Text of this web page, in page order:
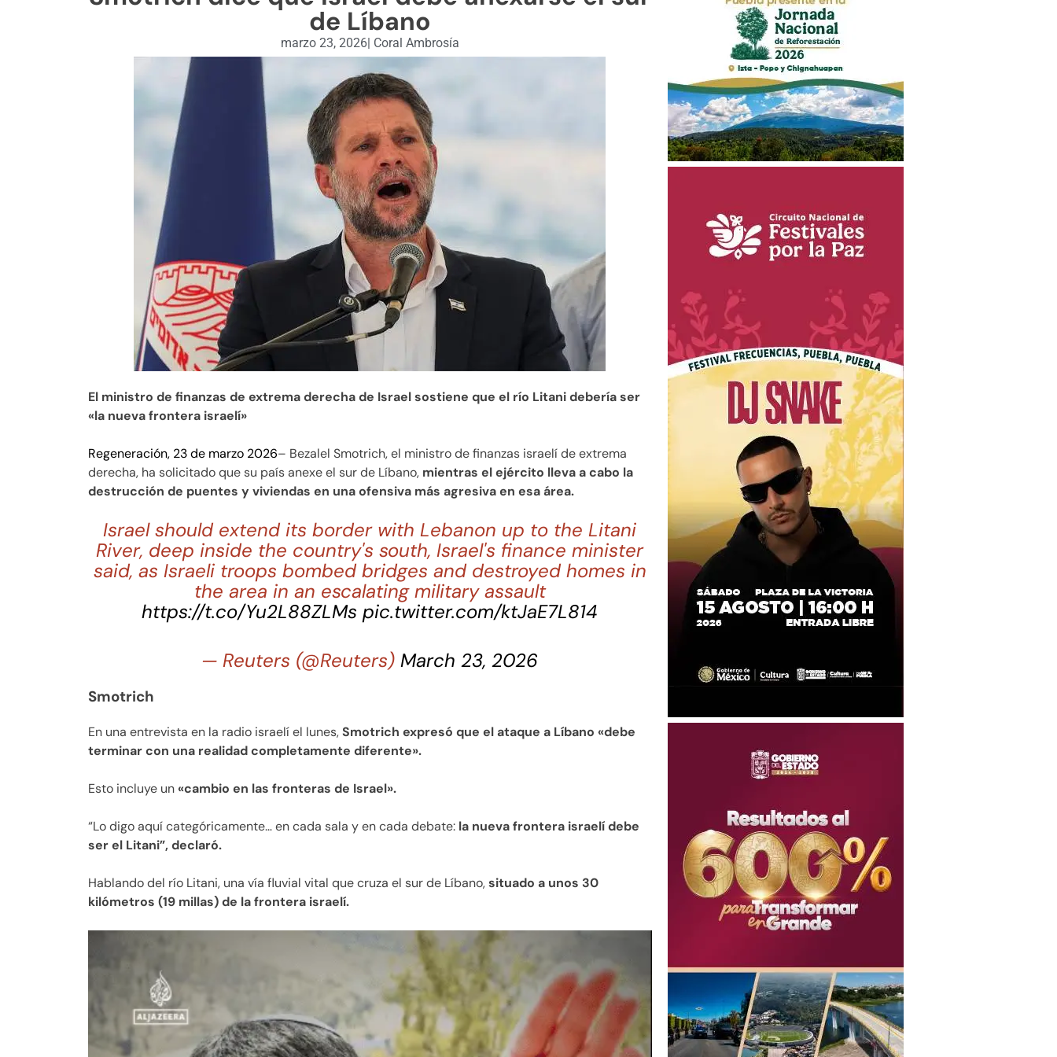
de Líbano
marzo 23, 2026| Coral Ambrosía
El ministro de finanzas de extrema derecha de Israel sostiene que el río Litani debería ser
«la nueva frontera israelí»
Regeneración, 23 de marzo 2026– Bezalel Smotrich, el ministro de finanzas israelí de extrema
derecha, ha solicitado que su país anexe el sur de Líbano, mientras el ejército lleva a cabo la
destrucción de puentes y viviendas en una ofensiva más agresiva en esa área.
Israel should extend its border with Lebanon up to the Litani
River, deep inside the country's south, Israel's finance minister
said, as Israeli troops bombed bridges and destroyed homes in
the area in an escalating military assault
https://t.co/Yu2L88ZLMs pic.twitter.com/ktJaE7L814
— Reuters (@Reuters)March 23, 2026
Smotrich
En una entrevista en la radio israelí el lunes,Smotrich expresó que el ataque a Líbano «debe
terminar con una realidad completamente diferente».
Esto incluye un«cambio en las fronteras de Israel».
“Lo digo aquí categóricamente… en cada sala y en cada debate: la nueva frontera israelí debe
ser el Litani”, declaró.
Hablando del río Litani, una vía fluvial vital que cruza el sur de Líbano,situado a unos 30
kilómetros (19 millas) de la frontera israelí.